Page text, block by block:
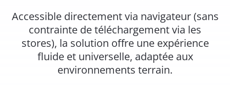
Accessible directement via navigateur (sans
contrainte de téléchargement via les
stores), la solution offre une expérience
fluide et universelle, adaptée aux
environnements terrain.